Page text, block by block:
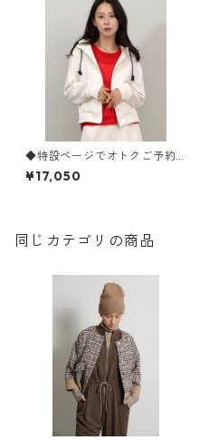
◆特設ページでオトクご予約
◆ 《マリードール》 デザ
イン切替フーディー 45295 m
¥17,050
同じカテゴリの商品